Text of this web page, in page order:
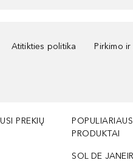
Atitikties politika Pirkimo
PREKIŲ
PRODUKTAI
SOL DE